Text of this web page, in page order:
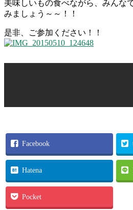
美味しいもの食べながら、みんな
みましょう～～！！
是非、ご参加ください！！
Facebook
Hatena
Pocket